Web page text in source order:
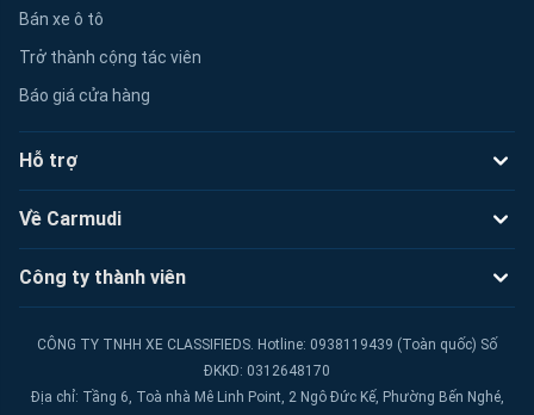
Bán xe ô tô
Trở thành cộng tác viên
Báo giá cửa hàng
Hỗ trợ
Về Carmudi
Công ty thành viên
CÔNG TY TNHH XE CLASSIFIEDS. Hotline: 0938119439 (Toàn quốc) Số
ĐKKD: 0312648170
Địa chỉ: Tầng 6, Toà nhà Mê Linh Point, 2 Ngô Đức Kế, Phường Bến Nghé,